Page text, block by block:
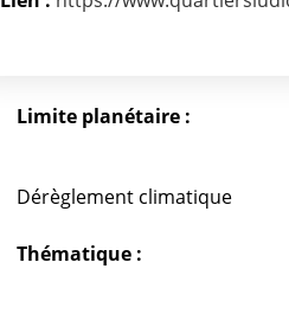
Limite planétaire :
Dérèglement climatique
Thématique :